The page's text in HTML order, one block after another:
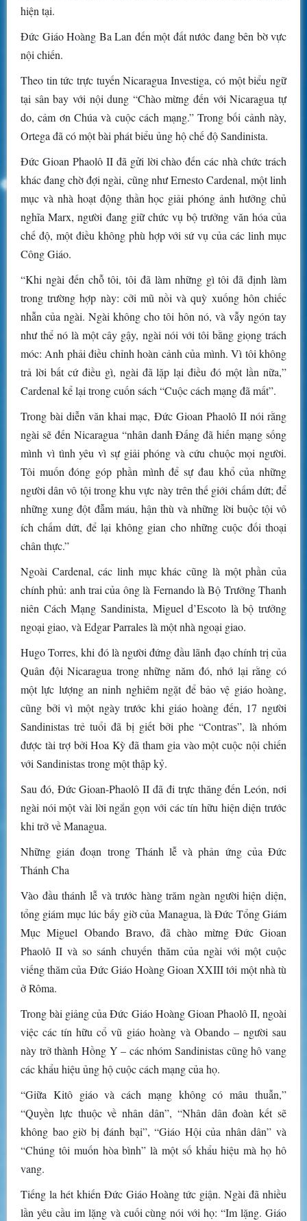
hiện tại.
Đức Giáo Hoàng Ba Lan đến một đất nước đang bên bờ vực
nội chiến.
Theo tin tức trực tuyến Nicaragua Investiga, có một biểu ngữ
tại sân bay với nội dung “Chào mừng đến với Nicaragua tự
do, cảm ơn Chúa và cuộc cách mạng.” Trong bối cảnh này,
Ortega đã có một bài phát biểu ủng hộ chế độ Sandinista.
Đức Gioan Phaolô II đã gửi lời chào đến các nhà chức trách
khác đang chờ đợi ngài, cũng như Ernesto Cardenal, một linh
mục và nhà hoạt động thần học giải phóng ảnh hưởng chủ
nghĩa Marx, người đang giữ chức vụ bộ trưởng văn hóa của
chế độ, một điều không phù hợp với sứ vụ của các linh mục
Công Giáo.
“Khi ngài đến chỗ tôi, tôi đã làm những gì tôi đã định làm
trong trường hợp này: cởi mũ nồi và quỳ xuống hôn chiếc
nhẫn của ngài. Ngài không cho tôi hôn nó, và vẫy ngón tay
như thể nó là một cây gậy, ngài nói với tôi bằng giọng trách
móc: Anh phải điều chỉnh hoàn cảnh của mình. Vì tôi không
trả lời bất cứ điều gì, ngài đã lặp lại điều đó một lần nữa,”
Cardenal kể lại trong cuốn sách “Cuộc cách mạng đã mất”.
Trong bài diễn văn khai mạc, Đức Gioan Phaolô II nói rằng
ngài sẽ đến Nicaragua “nhân danh Đấng đã hiến mạng sống
mình vì tình yêu vì sự giải phóng và cứu chuộc mọi người.
Tôi muốn đóng góp phần mình để sự đau khổ của những
người dân vô tội trong khu vực này trên thế giới chấm dứt; để
những xung đột đẫm máu, hận thù và những lời buộc tội vô
ích chấm dứt, để lại không gian cho những cuộc đối thoại
chân thực.”
Ngoài Cardenal, các linh mục khác cũng là một phần của
chính phủ: anh trai của ông là Fernando là Bộ Trưởng Thanh
niên Cách Mạng Sandinista, Miguel d’Escoto là bộ trưởng
ngoại giao, và Edgar Parrales là một nhà ngoại giao.
Hugo Torres, khi đó là người đứng đầu lãnh đạo chính trị của
Quân đội Nicaragua trong những năm đó, nhớ lại rằng có
một lực lượng an ninh nghiêm ngặt để bảo vệ giáo hoàng,
cũng bởi vì một ngày trước khi giáo hoàng đến, 17 người
Sandinistas trẻ tuổi đã bị giết bởi phe “Contras”, là nhóm
được tài trợ bởi Hoa Kỳ đã tham gia vào một cuộc nội chiến
với Sandinistas trong một thập kỷ.
Sau đó, Đức Gioan-Phaolô II đã đi trực thăng đến León, nơi
ngài nói một vài lời ngắn gọn với các tín hữu hiện diện trước
khi trở về Managua.
Những gián đoạn trong Thánh lễ và phản ứng của Đức
Thánh Cha
Vào đầu thánh lễ và trước hàng trăm ngàn người hiện diện,
tổng giám mục lúc bấy giờ của Managua, là Đức Tổng Giám
Mục Miguel Obando Bravo, đã chào mừng Đức Gioan
Phaolô II và so sánh chuyến thăm của ngài với một cuộc
viếng thăm của Đức Giáo Hoàng Gioan XXIII tới một nhà tù
ở Rôma.
Trong bài giảng của Đức Giáo Hoàng Gioan Phaolô II, ngoài
việc các tín hữu cổ vũ giáo hoàng và Obando – người sau
này trở thành Hồng Y – các nhóm Sandinistas cũng hô vang
các khẩu hiệu ủng hộ cuộc cách mạng của họ.
“Giữa Kitô giáo và cách mạng không có mâu thuẫn,”
“Quyền lực thuộc về nhân dân”, “Nhân dân đoàn kết sẽ
không bao giờ bị đánh bại”, “Giáo Hội của nhân dân” và
“Chúng tôi muốn hòa bình” là một số khẩu hiệu mà họ hô
vang.
Tiếng la hét khiến Đức Giáo Hoàng tức giận. Ngài đã nhiều
lần yêu cầu im lặng và cuối cùng nói với họ: “Im lặng. Giáo